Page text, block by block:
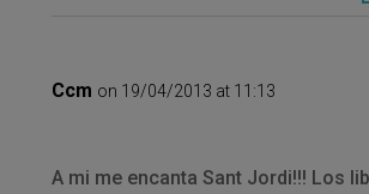
Ccm on 19/04/2013 at 11:13
A mi me encanta Sant Jordi!!! Los